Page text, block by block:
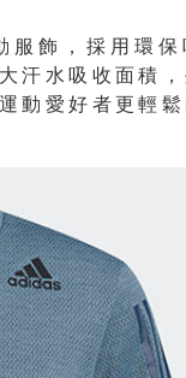
飾，採用環保
汗水吸收面積
動愛好者更輕